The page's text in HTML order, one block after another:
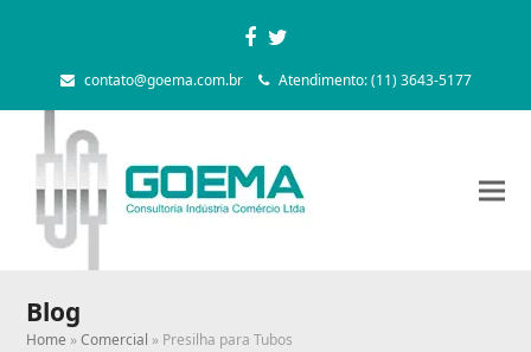
Facebook
Twitter
contato@goema.com.br Atendimento: (11) 3643-5177
Blog
Home »Comercial » Presilha para Tubos